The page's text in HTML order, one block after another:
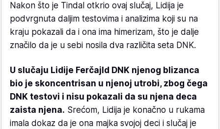
Nakon što je Tindal otkrio ovaj slučaj, Lidija je
podvrgnuta daljim testovima i analizima koji su na
kraju pokazali da i ona ima himerizam, što je dalje
značilo da je u sebi nosila dva različita seta DNK.
U slučaju Lidije Ferčajld DNK njenog blizanca
bio je skoncentrisan u njenoj utrobi, zbog čega
DNK testovi i nisu pokazali da su njena deca
zaista njena. Srećom, Lidija je konačno u rukama
imala dokaz da je ona majka svojoj deci i slučaj je